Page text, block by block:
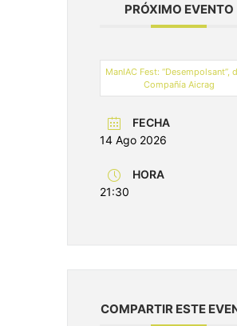
PRÓXIMO EVENTO
ManIAC Fest: “Desempolsant”,
Compañía Aicrag
FECHA
14 Ago 2026
HORA
21:30
COMPARTIR ESTE